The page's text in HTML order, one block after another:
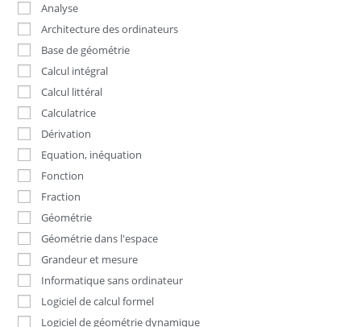
Analyse
Architecture des ordinateurs
Base de géométrie
Calcul intégral
Calcul littéral
Calculatrice
Dérivation
Equation, inéquation
Fonction
Fraction
Géométrie
Géométrie dans l'espace
Grandeur et mesure
Informatique sans ordinateur
Logiciel de calcul formel
Logiciel de géométrie dynamique